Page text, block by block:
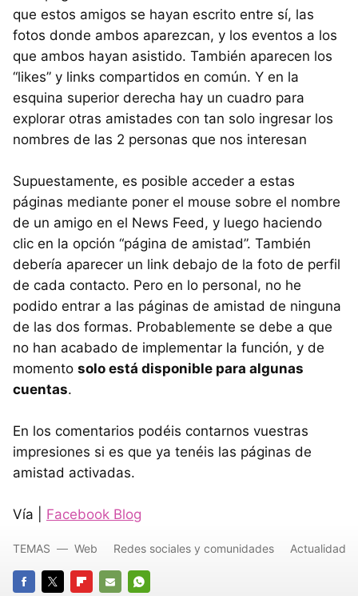
que estos amigos se hayan escrito entre sí, las
fotos donde ambos aparezcan, y los eventos a los
que ambos hayan asistido. También aparecen los
“likes” y links compartidos en común. Y en la
esquina superior derecha hay un cuadro para
explorar otras amistades con tan solo ingresar los
nombres de las 2 personas que nos interesan
Supuestamente, es posible acceder a estas
páginas mediante poner el mouse sobre el nombre
de un amigo en el News Feed, y luego haciendo
clic en la opción “página de amistad”. También
debería aparecer un link debajo de la foto de perfil
de cada contacto. Pero en lo personal, no he
podido entrar a las páginas de amistad de ninguna
de las dos formas. Probablemente se debe a que
no han acabado de implementar la función, y de
momento solo está disponible para algunas
cuentas.
En los comentarios podéis contarnos vuestras
impresiones si es que ya tenéis las páginas de
amistad activadas.
Vía | Facebook Blog
TEMAS Web Redes sociales y comunidades Actualidad